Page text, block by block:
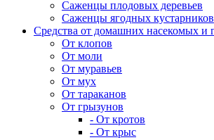
Саженцы плодовых деревьев
Саженцы ягодных кустарников
Средства от домашних насекомых и
От клопов
От моли
От муравьев
От мух
От тараканов
От грызунов
- От кротов
- От крыс